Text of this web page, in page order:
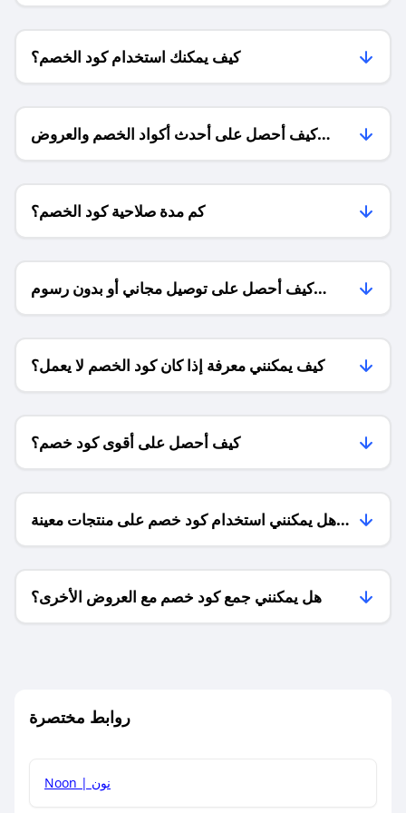
كيف يمكنك استخدام كود الخصم؟
كيف أحصل على أحدث أكواد الخصم والعروض
للمتاجر؟
كم مدة صلاحية كود الخصم؟
كيف أحصل على توصيل مجاني أو بدون رسوم
الشحن ؟
كيف يمكنني معرفة إذا كان كود الخصم لا يعمل؟
كيف أحصل على أقوى كود خصم؟
هل يمكنني استخدام كود خصم على منتجات معينة
فقط؟
هل يمكنني جمع كود خصم مع العروض الأخرى؟
روابط مختصرة
Noon | نون